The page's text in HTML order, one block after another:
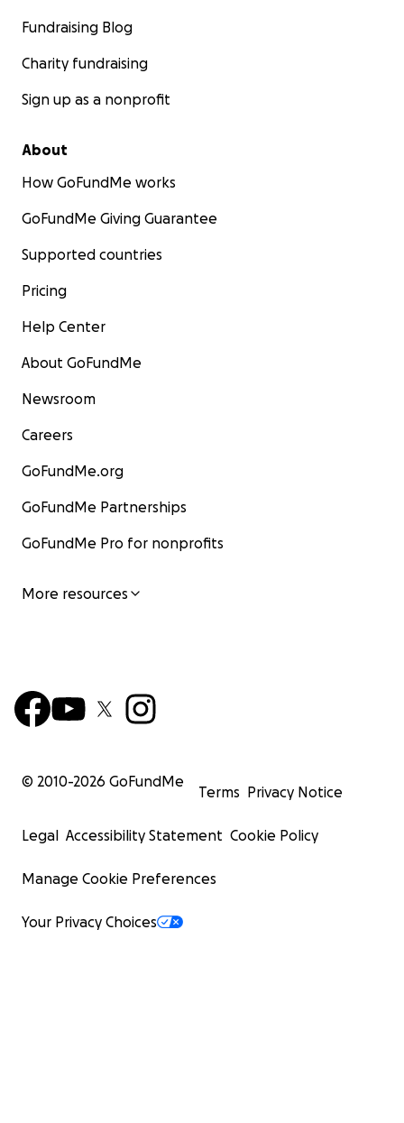
Fundraising Blog
Charity fundraising
Sign up as a nonprofit
About
How GoFundMe works
GoFundMe Giving Guarantee
Supported countries
Pricing
Help Center
About GoFundMe
Newsroom
Careers
GoFundMe.org
GoFundMe Partnerships
GoFundMe Pro for nonprofits
More resources
© 2010-2026 GoFundMe
Terms Privacy Notice
Legal Accessibility Statement Cookie Policy
Manage Cookie Preferences
Your Privacy Choices